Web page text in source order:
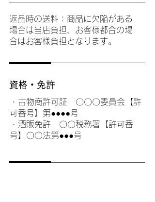
返品時の送料：商品に欠陥がある
場合は当店負担、お客様都合の場
合はお客様負担となります。
資格・免許
・古物商許可証 〇〇〇委員会【許
可番号】第●●●●号
・酒販免許 〇〇税務署【許可番
号】〇〇法第●●●号